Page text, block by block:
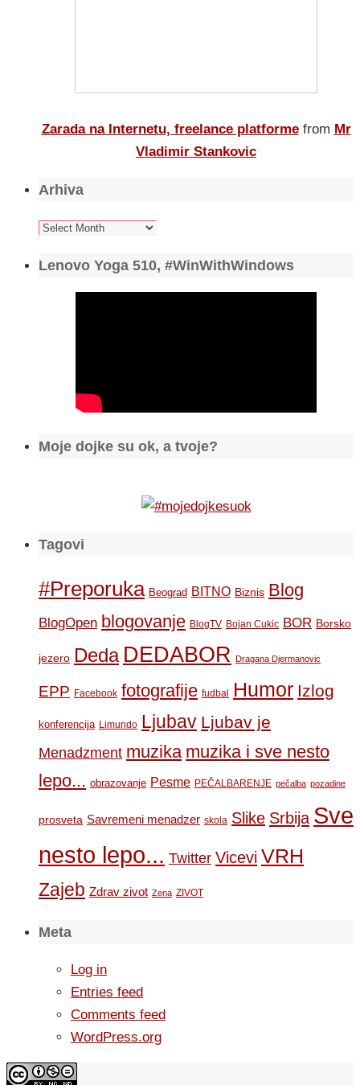
Zarada na Internetu, freelance platforme from Mr
Vladimir Stankovic
Arhiva
Arhiva
Lenovo Yoga 510, #WinWithWindows
Moje dojke su ok, a tvoje?
Tagovi
#Preporuka Beograd BITNO Biznis Blog
BlogOpen blogovanje BlogTV Bojan Cukic BOR Borsko
jezero Deda DEDABOR Dragana Djermanovic
EPP Facebook fotografije fudbal Humor Izlog
konferencija Limundo Ljubav Ljubav je
Menadzment muzika muzika i sve nesto
lepo... obrazovanje Pesme PEČALBARENJE pečalba pozadine
prosveta Savremeni menadzer skola Slike Srbija Sve
nesto lepo... Twitter Vicevi VRH
Zajeb Zdrav zivot Zena ZIVOT
Meta
Log in
Entries feed
Comments feed
WordPress.org